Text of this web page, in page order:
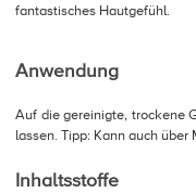
fantastisches Hautgefühl.
Anwendung
Auf die gereinigte, trockene
lassen. Tipp: Kann auch
Inhaltsstoffe